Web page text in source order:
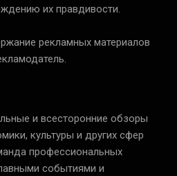
их правдивости.
рекламных материалов
и всесторонние обзоры
культуры и других сфер
профессиональных
событиями и